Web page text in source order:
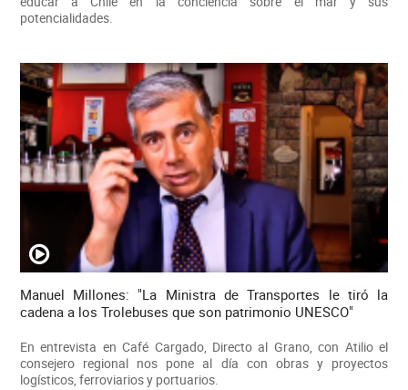
potencialidades.
Manuel Millones: "La Ministra de Transportes le tiró la
cadena a los Trolebuses que son patrimonio UNESCO"
En entrevista en Café Cargado, Directo al Grano, con Atilio el
consejero regional nos pone al día con obras y proyectos
logísticos, ferroviarios y portuarios.